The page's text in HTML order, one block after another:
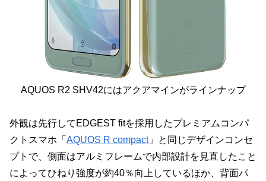
AQUOS R2 SHV42にはアクアマインがラインナップ
外観は先行してEDGEST fitを採用したプレミアムコンパ
クトスマホ「 AQUOS R compact」と同じデザインコンセ
プトで、側面はアルミフレームで内部設計を見直したこと
によってひねり強度が約40％向上しているほか、背面パ